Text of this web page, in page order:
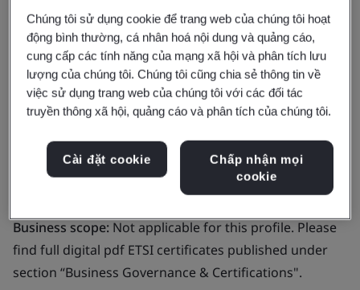
Ministerie van Justitie
en Veiligheid Justitiële
Informatiedienst
Business scope: Not applicable for this profile. Please
find full digital pdf ETSI certificates published under
section “Business Governance & Certifications".
Chúng tôi sử dụng cookie để trang web của chúng tôi hoạt
động bình thường, cá nhân hoá nội dung và quảng cáo,
cung cấp các tính năng của mạng xã hội và phân tích lưu
lượng của chúng tôi. Chúng tôi cũng chia sẻ thông tin về
việc sử dụng trang web của chúng tôi với các đối tác
truyền thông xã hội, quảng cáo và phân tích của chúng tôi.
Cài đặt cookie
Chấp nhận mọi
cookie